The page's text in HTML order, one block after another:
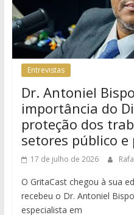
Entrevistas
Dr. Antoniel
importância do
proteção dos
setores público e
17 de julho de 2026
O GritaCast chegou à sua
recebeu o Dr. Antoniel
especialista em